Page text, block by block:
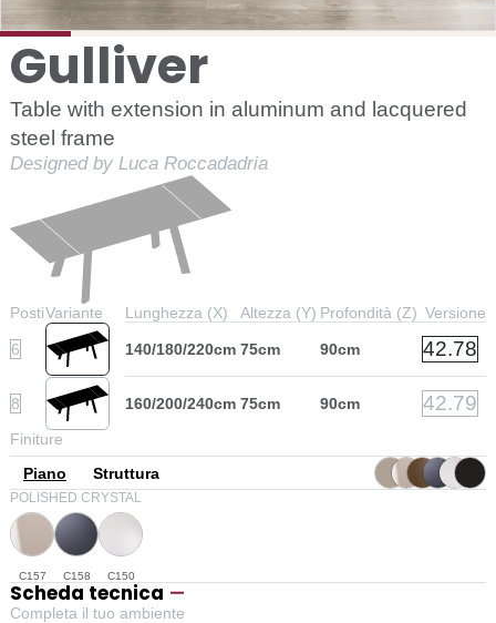
Gulliver
Table with extension in aluminum and lacquered
steel frame
Designed by Luca Roccadadria
PostiVariante Lunghezza (X) Altezza (Y) Profondità (Z) Versione
6 140/180/220cm 75cm 90cm 42.78
8 160/200/240cm 75cm 90cm 42.79
Finiture
Piano
Struttura
POLISHED CRYSTAL
C157 C158 C150
Scheda tecnica
Completa il tuo ambiente